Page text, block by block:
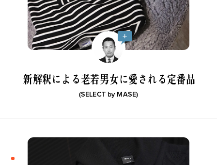
新解釈による老若男女に愛される定番品
(SELECT by MASE)
「GOCOCi」からときめく
〈cooomy.〉新登場。
いますぐ買える至極のTシャツ
16枚。